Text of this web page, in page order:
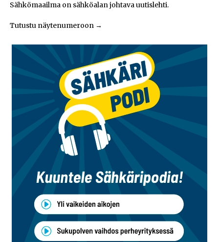
Sähkömaailma on sähköalan johtava uutislehti.
Tutustu näytenumeroon →